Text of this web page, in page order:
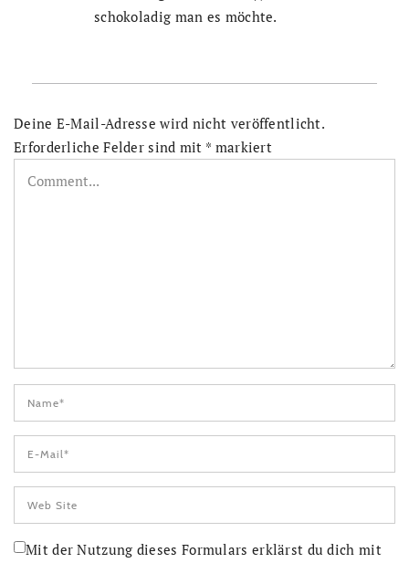
schokoladig man es möchte.
Deine E-Mail-Adresse wird nicht veröffentlicht.
Erforderliche Felder sind mit * markiert
Mit der Nutzung dieses Formulars erklärst du dich mit